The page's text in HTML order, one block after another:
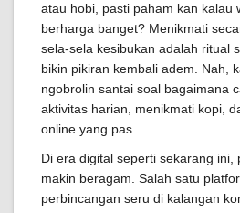
atau hobi, pasti paham kan kalau
berharga banget? Menikmati
sela-sela kesibukan adalah ritual
bikin pikiran kembali adem. Nah,
ngobrolin santai soal bagaimana
aktivitas harian, menikmati kopi,
online yang pas.
Di era digital seperti sekarang ini,
makin beragam. Salah satu
perbincangan seru di kalangan